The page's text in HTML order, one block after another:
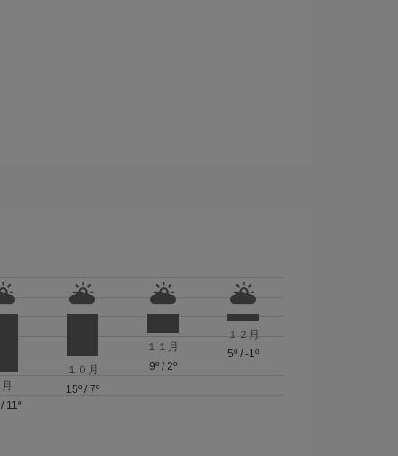
11º
１０月
15º/ 7º
１１月
9º/ 2º
１２月
5º /-1º